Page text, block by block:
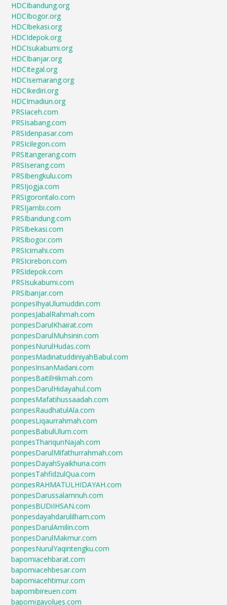
HDCIbandung.org
HDCIbogor.org
HDCIbekasi.org
HDCIdepok.org
HDCIsukabumi.org
HDCIbanjar.org
HDCItegal.org
HDCIsemarang.org
HDCIkediri.org
HDCImadiun.org
PRSIaceh.com
PRSIsabang.com
PRSIdenpasar.com
PRSIcilegon.com
PRSItangerang.com
PRSIserang.com
PRSIbengkulu.com
PRSIjogja.com
PRSIgorontalo.com
PRSIjambi.com
PRSIbandung.com
PRSIbekasi.com
PRSIbogor.com
PRSIcimahi.com
PRSIcirebon.com
PRSIdepok.com
PRSIsukabumi.com
PRSIbanjar.com
ponpesIhyaUlumuddin.com
ponpesJabalRahmah.com
ponpesDarulKhairat.com
ponpesDarulMuhsinin.com
ponpesNurulHudas.com
ponpesMadinatuddiniyahBabul.com
ponpesInsanMadani.com
ponpesBaitilHikmah.com
ponpesDarulHidayahul.com
ponpesMafatihussaadah.com
ponpesRaudhatulAla.com
ponpesLiqaurrahmah.com
ponpesBabulUlum.com
ponpesThariqunNajah.com
ponpesDarulMifathurrahmah.com
ponpesDayahSyaikhuna.com
ponpesTahfidzulQua.com
ponpesRAHMATULHIDAYAH.com
ponpesDarussalamnuh.com
ponpesBUDiIHSAN.com
ponpesdayahdarulilham.com
ponpesDarulAmilin.com
ponpesDarulMakmur.com
ponpesNurulYaqintengku.com
bapomiacehbarat.com
bapomiacehbesar.com
bapomiacehtimur.com
bapomibireuen.com
bapomigayolues.com